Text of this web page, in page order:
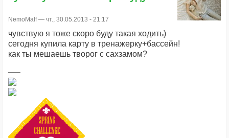
NemoMalf— чт., 30.05.2013 - 21:17
чувствую я тоже скоро буду такая ходить)
сегодня купила карту в тренажерку+бассейн!
как ты мешаешь творог с сахзамом?